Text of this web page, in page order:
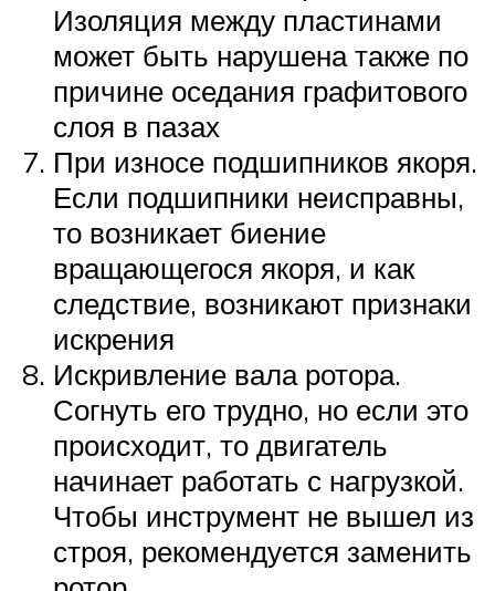
Изоляция между пластинами
может быть нарушена также по
причине оседания графитового
слоя в пазах
При износе подшипников якоря.
Если подшипники неисправны,
то возникает биение
вращающегося якоря, и как
следствие, возникают признаки
искрения
Искривление вала ротора.
Согнуть его трудно, но если это
происходит, то двигатель
начинает работать с нагрузкой.
Чтобы инструмент не вышел из
строя, рекомендуется заменить